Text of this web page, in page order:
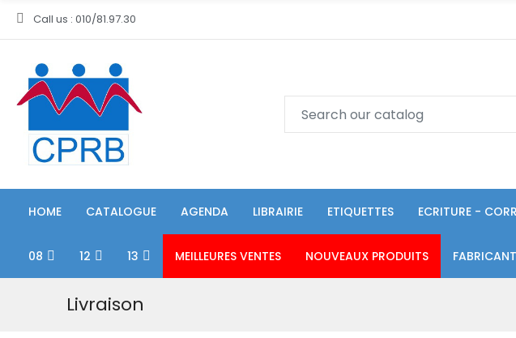
Call us : 010/81.97.30
HOME CATALOGUE AGENDA LIBRAIRIE ETIQUETTES ECRITURE -
08 12 13 MEILLEURES VENTES NOUVEAUX PRODUITS
Livraison